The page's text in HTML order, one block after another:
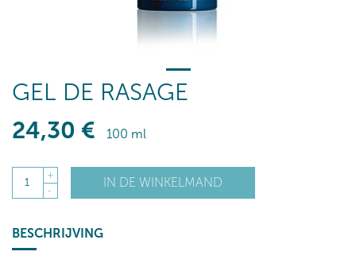
GEL DE RASAGE
24,30 € 100 ml
1
+
-
IN DE WINKELMAND
BESCHRIJVING